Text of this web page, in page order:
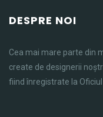
DESPRE NOI
Cea mai mare parte din
create de designerii
fiind înregistrate la